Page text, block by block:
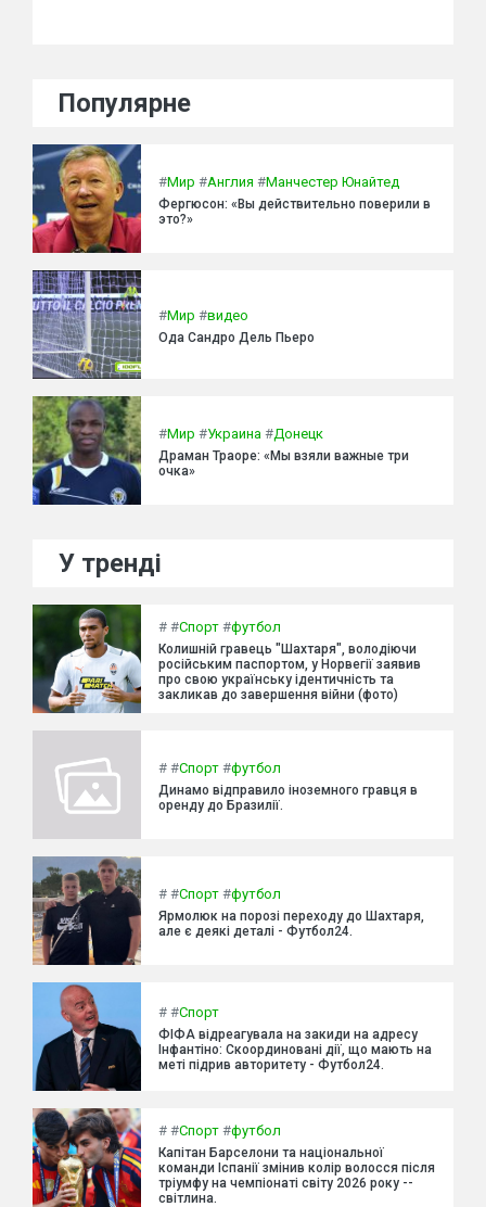
Популярне
#Мир #Англия #Манчестер Юнайтед
Фергюсон: «Вы действительно поверили в
это?»
#Мир #видео
Ода Сандро Дель Пьеро
#Мир #Украина #Донецк
Драман Траоре: «Мы взяли важные три
очка»
У тренді
# #Спорт #футбол
Колишній гравець "Шахтаря", володіючи
російським паспортом, у Норвегії заявив
про свою українську ідентичність та
закликав до завершення війни (фото)
# #Спорт #футбол
Динамо відправило іноземного гравця в
оренду до Бразилії.
# #Спорт #футбол
Ярмолюк на порозі переходу до Шахтаря,
але є деякі деталі - Футбол24.
# #Спорт
ФІФА відреагувала на закиди на адресу
Інфантіно: Скоординовані дії, що мають на
меті підрив авторитету - Футбол24.
# #Спорт #футбол
Капітан Барселони та національної
команди Іспанії змінив колір волосся після
тріумфу на чемпіонаті світу 2026 року --
світлина.